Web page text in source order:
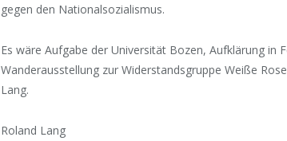
gegen den Nationalsozialismus.
Es wäre Aufgabe der Universität Bozen, Aufklärung in
Wanderausstellung zur Widerstandsgruppe Weiße
Lang.
Roland Lang